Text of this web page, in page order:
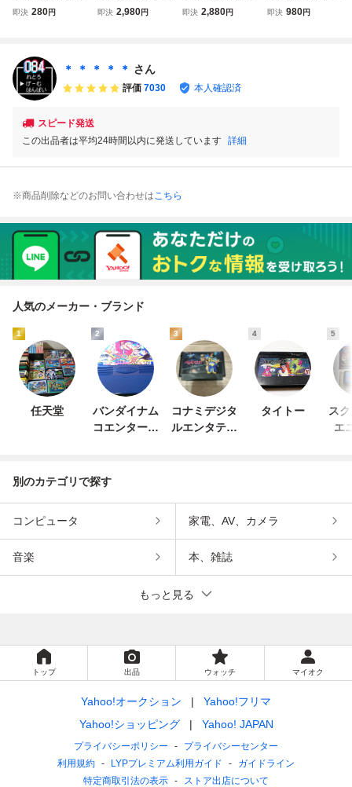
８５円★ クルクル
み
即決 280円
８５円★ 快傑ヤン
ソフト 動作確認済
即決 2,980円
８５円★ アスミッ
即決 2,880円
８５円★ 釣りキチ
即決 980円
＊ ＊ ＊ ＊ ＊ さん
評価 7030 本人確認済
スピード発送
この出品者は平均24時間以内に発送しています 詳細
※商品削除などのお問い合わせはこちら
人気のメーカー・ブランド
1
任天堂
2
バンダイナム
コエンターテ
3
コナミデジタ
ルエンタテイ
4
タイトー
5
ス
エ
別のカテゴリで探す
コンピュータ 家電、AV、カメラ
音楽 本、雑誌
もっと見る
トップ 出品 ウォッチ マイオク
Yahoo!オークション
Yahoo!フリマ
Yahoo!ショッピング
Yahoo! JAPAN
プライバシーポリシー
プライバシーセンター
利用規約
LYPプレミアム利用ガイド
ガイドライン
特定商取引法の表示
ストア出店について